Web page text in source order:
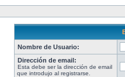
Nombre de Usuario:
Dirección de email:
Esta debe ser la dirección de email
que introdujo al registrarse.